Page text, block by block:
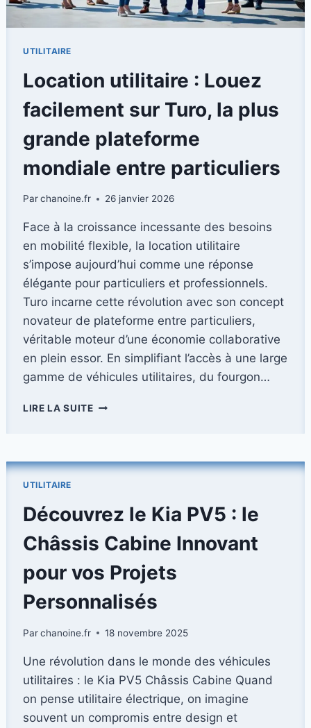
UTILITAIRE
Location utilitaire : Louez
facilement sur Turo, la plus
grande plateforme
mondiale entre particuliers
Parchanoine.fr 26 janvier 2026
Face à la croissance incessante des besoins
en mobilité flexible, la location utilitaire
s’impose aujourd’hui comme une réponse
élégante pour particuliers et professionnels.
Turo incarne cette révolution avec son concept
novateur de plateforme entre particuliers,
véritable moteur d’une économie collaborative
en plein essor. En simplifiant l’accès à une large
gamme de véhicules utilitaires, du fourgon…
LIRE LA SUITELOCATION
FACILEMENT
PLUS
GRANDE
PLATEFORME
MONDIALE
ENTRE
PARTICULIERS
UTILITAIRE
Découvrez le Kia PV5 : le
Châssis Cabine Innovant
pour vos Projets
Personnalisés
Parchanoine.fr 18 novembre 2025
Une révolution dans le monde des véhicules
utilitaires : le Kia PV5 Châssis Cabine Quand
on pense utilitaire électrique, on imagine
souvent un compromis entre design et